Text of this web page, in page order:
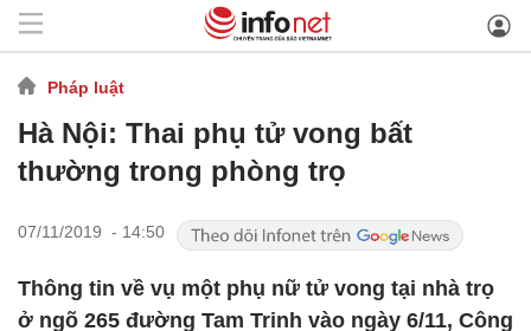
Pháp luật
Hà Nội: Thai phụ tử vong bất
thường trong phòng trọ
07/11/2019 - 14:50
Thông tin về vụ một phụ nữ tử vong tại nhà trọ
ở ngõ 265 đường Tam Trinh vào ngày 6/11, Công